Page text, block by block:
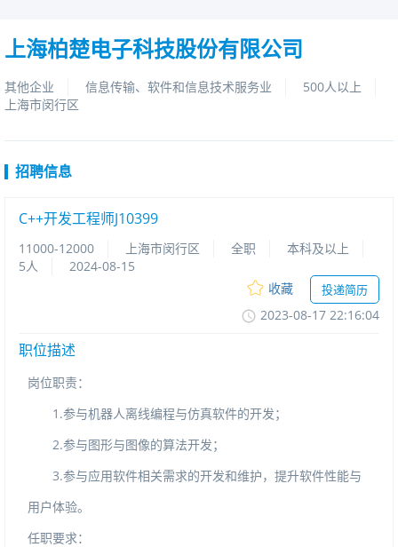
上海柏楚电子科技股份有限公司
其他企业 信息传输、软件和信息技术服务业
500人以上
上海市闵行区
招聘信息
C++开发工程师J10399
11000-12000 上海市闵行区 全职
本科及以上
5人
2024-08-15
收藏
投递简历
2023-08-1722:16:04
职位描述
岗位职责：
1.参与机器人离线编程与仿真软件的开发；
2.参与图形与图像的算法开发；
3.参与应用软件相关需求的开发和维护，提升软件性能与
用户体验。
任职要求：